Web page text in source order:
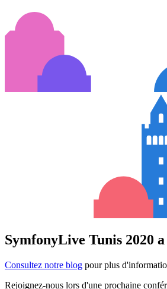
SymfonyLive Tunis 2020
Consultez notre blog pour plus
Rejoignez-nous lors d'une prochaine